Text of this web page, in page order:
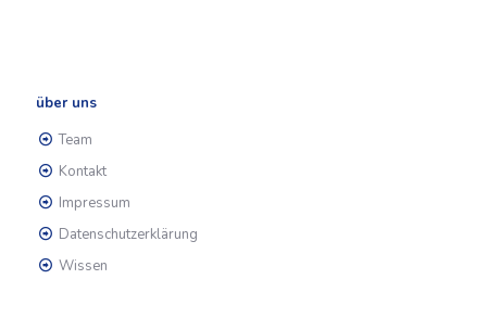
über uns
Team
Kontakt
Impressum
Datenschutzerklärung
Wissen